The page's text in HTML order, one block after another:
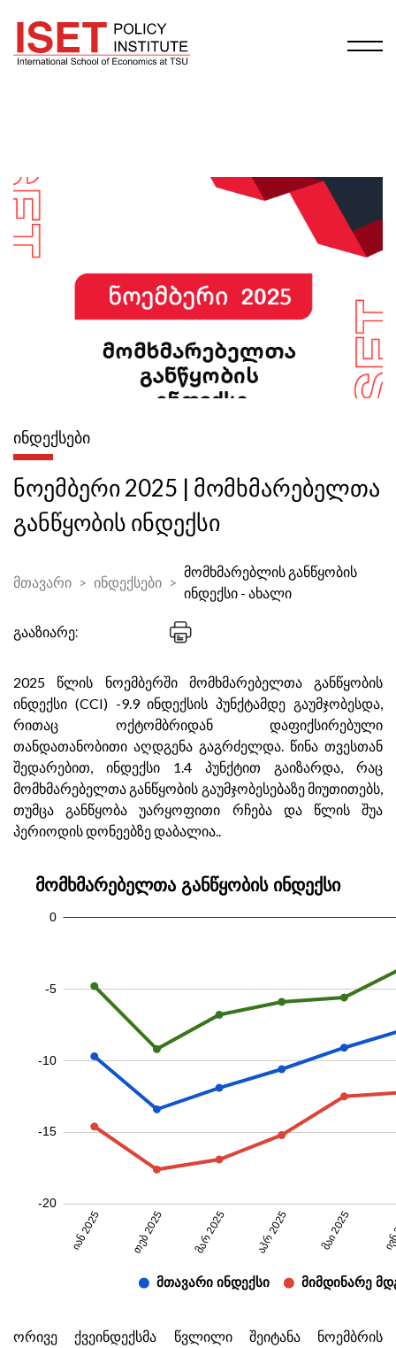
ᲘᲜᲓᲔᲥᲡᲔᲑᲘ
ნოემბერი 2025 | მომხმარებელთა
განწყობის ინდექსი
მთავარი ინდექსები
მომხმარებლის განწყობის
ინდექსი - ახალი
გააზიარე:
2025 წლის ნოემბერში მომხმარებელთა განწყობის
ინდექსი (CCI) -9.9 ინდექსის პუნქტამდე გაუმჯობესდა,
რითაც ოქტომბრიდან დაფიქსირებული
თანდათანობითი აღდგენა გაგრძელდა. წინა თვესთან
შედარებით, ინდექსი 1.4 პუნქტით გაიზარდა, რაც
მომხმარებელთა განწყობის გაუმჯობესებაზე მიუთითებს,
თუმცა განწყობა უარყოფითი რჩება და წლის შუა
პერიოდის დონეებზე დაბალია..
ორივე ქვეინდექსმა წვლილი შეიტანა ნოემბრის